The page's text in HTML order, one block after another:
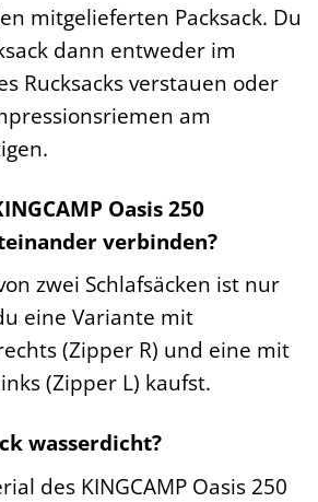
mitgelieferten Packsack. Du
dann entweder im
Rucksacks verstauen oder
am
Oasis 250
verbinden?
zwei Schlafsäcken ist nur
eine Variante mit
(Zipper R) und eine mit
(Zipper L) kaufst.
wasserdicht?
des KINGCAMP Oasis 250